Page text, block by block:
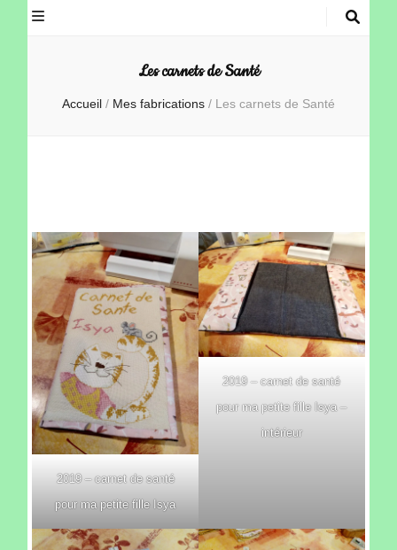
Les carnets de Santé
Accueil / Mes fabrications / Les carnets de Santé
2019 – carnet de santé
pour ma petite fille Isya
2019 – carnet de santé
pour ma petite fille Isya –
intérieur